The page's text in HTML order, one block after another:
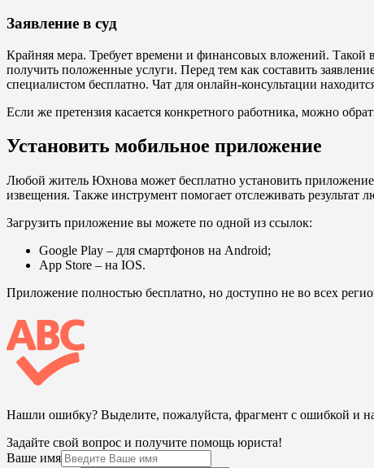
Заявление в суд
Крайняя мера. Требует времени и финансовых вложений. Такой
получить положенные услуги. Перед тем как составить
специалистом бесплатно. Чат для онлайн-консультации
Если же претензия касается конкретного работника, можно
Установить мобильное приложение
Любой житель Юхнова может бесплатно установить
извещения. Также инструмент помогает отслеживать результат
Загрузить приложение вы можете по одной из ссылок:
Google Play – для смартфонов на Android;
App Store – на IOS.
Приложение полностью бесплатно, но доступно не во всех
Нашли ошибку? Выделите, пожалуйста, фрагмент с ошибкой и
Задайте свой вопрос и получите помощь юриста!
Ваше имя